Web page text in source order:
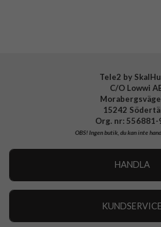
Tele2 by
C/O Lowwi
15242
Org. nr: 556881-
OBS!Ingen butik, du kan inte
HANDLA
KUNDSERVICE